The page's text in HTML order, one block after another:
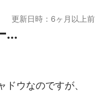
更新日時：6ヶ月以上前
...
ウなのですが、